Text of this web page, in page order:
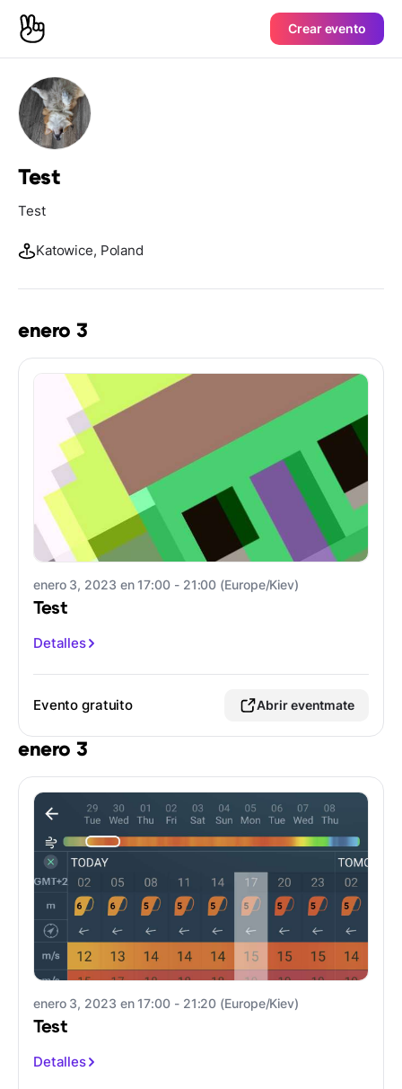
Crear evento
Test
Test
Katowice, Poland
enero 3
enero 3, 2023 en 17:00 - 21:00 (Europe/Kiev)
Test
Detalles
Evento gratuito Abrir eventmate
enero 3
enero 3, 2023 en 17:00 - 21:20 (Europe/Kiev)
Test
Detalles